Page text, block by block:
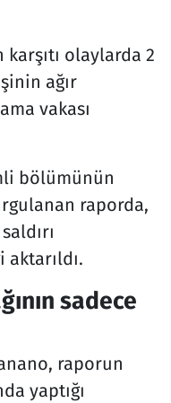
olaylarda 2
ağır
vakası
bölümünün
raporda,
sadece
raporun
yaptığı